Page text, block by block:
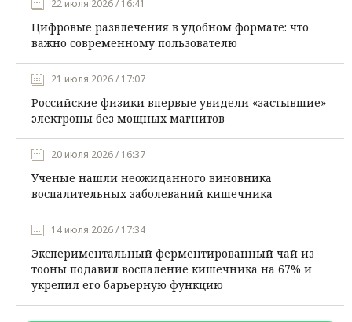
22 июля 2026 / 16:41
Цифровые развлечения в удобном формате: что
важно современному пользователю
21 июля 2026 / 17:07
Российские физики впервые увидели «застывшие»
электроны без мощных магнитов
20 июля 2026 / 16:37
Ученые нашли неожиданного виновника
воспалительных заболеваний кишечника
14 июля 2026 / 17:34
Экспериментальный ферментированный чай из
тооны подавил воспаление кишечника на 67% и
укрепил его барьерную функцию